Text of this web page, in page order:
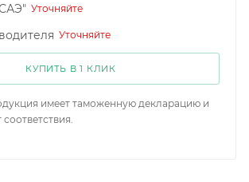
Уточняйте
Уточняйте
КУПИТЬ В 1 КЛИК
имеет таможенную декларацию и